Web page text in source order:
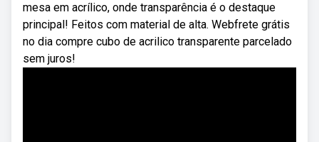
mesa em acrílico, onde transparência é o destaque
principal! Feitos com material de alta. Webfrete grátis
no dia compre cubo de acrilico transparente parcelado
sem juros!